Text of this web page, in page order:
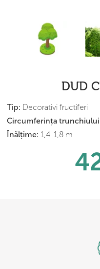
DUD
Tip: Decorativi fructiferi
Сircumferința
Înălțime: 1,4-1,8 m